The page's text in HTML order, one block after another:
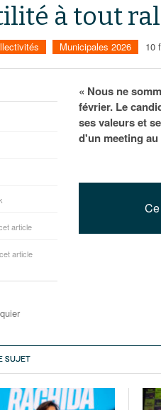
Services
à tout
Municipales 2026 10
« Nous ne
février. Le
ses valeurs et
d'un meeting
article
article
SUJET